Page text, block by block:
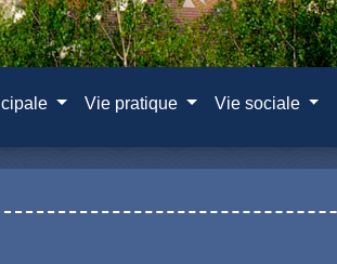
Vie pratique Vie sociale